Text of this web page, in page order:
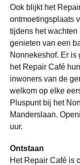
Ook blijkt het
ontmoetingsplaats
tijdens het
genieten van een
Nonnekeshof. Er
het Repair Café
inwoners van de
welkom op elke
Pluspunt bij het
Manderslaan.
uur.
Ontstaan
Het Repair Café is